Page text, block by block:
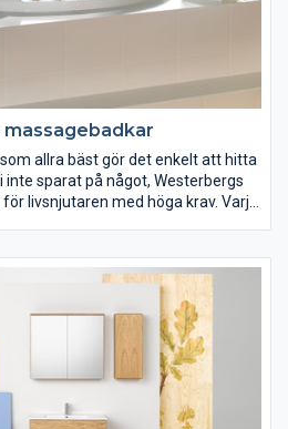
allra bäst gör det enkelt att hitta
inte sparat på något, Westerbergs
livsnjutaren med höga krav. Varje
med samma massagesystem,